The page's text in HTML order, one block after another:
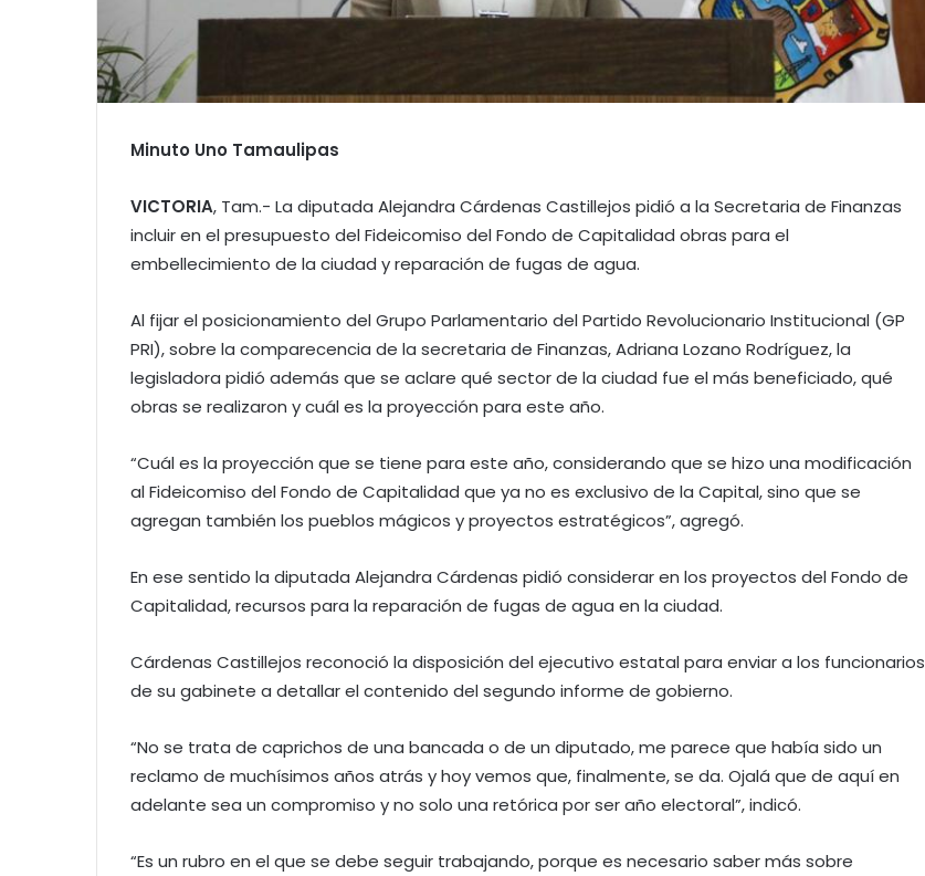
Minuto Uno Tamaulipas
VICTORIA, Tam.- La diputada Alejandra Cárdenas Castillejos pidió a la Secretaria de Finanzas
incluir en el presupuesto del Fideicomiso del Fondo de Capitalidad obras para el
embellecimiento de la ciudad y reparación de fugas de agua.
Al fijar el posicionamiento del Grupo Parlamentario del Partido Revolucionario Institucional (GP
PRI), sobre la comparecencia de la secretaria de Finanzas, Adriana Lozano Rodríguez, la
legisladora pidió además que se aclare qué sector de la ciudad fue el más beneficiado, qué
obras se realizaron y cuál es la proyección para este año.
“Cuál es la proyección que se tiene para este año, considerando que se hizo una modificación
al Fideicomiso del Fondo de Capitalidad que ya no es exclusivo de la Capital, sino que se
agregan también los pueblos mágicos y proyectos estratégicos”, agregó.
En ese sentido la diputada Alejandra Cárdenas pidió considerar en los proyectos del Fondo de
Capitalidad, recursos para la reparación de fugas de agua en la ciudad.
Cárdenas Castillejos reconoció la disposición del ejecutivo estatal para enviar a los funcionarios
de su gabinete a detallar el contenido del segundo informe de gobierno.
“No se trata de caprichos de una bancada o de un diputado, me parece que había sido un
reclamo de muchísimos años atrás y hoy vemos que, finalmente, se da. Ojalá que de aquí en
adelante sea un compromiso y no solo una retórica por ser año electoral”, indicó.
“Es un rubro en el que se debe seguir trabajando, porque es necesario saber más sobre